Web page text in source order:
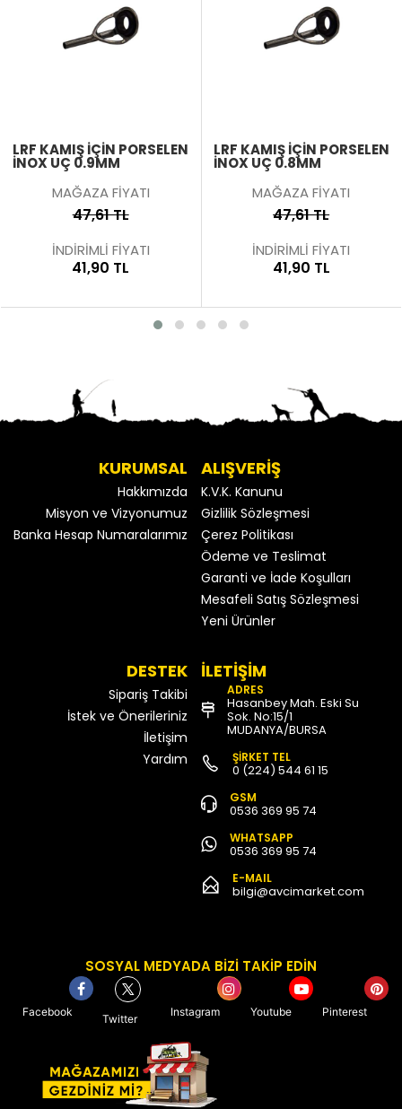
LRF KAMIŞ İÇIN PORSELEN
İNOX UÇ 0.9MM
MAĞAZA FİYATI
47,61 TL
İNDİRİMLİ FİYATI
41,90 TL
LRF KAMIŞ İÇIN PORSELEN
İNOX UÇ 0.8MM
MAĞAZA FİYATI
47,61 TL
İNDİRİMLİ FİYATI
41,90 TL
KURUMSAL
Hakkımızda
Misyon ve Vizyonumuz
Banka Hesap Numaralarımız
ALIŞVERİŞ
K.V.K. Kanunu
Gizlilik Sözleşmesi
Çerez Politikası
Ödeme ve Teslimat
Garanti ve İade Koşulları
Mesafeli Satış Sözleşmesi
Yeni Ürünler
DESTEK
Sipariş Takibi
İstek ve Önerileriniz
İletişim
Yardım
İLETİŞİM
ADRES
Hasanbey Mah. Eski Su
Sok. No:15/1
MUDANYA/BURSA
ŞİRKET TEL
0 (224) 544 61 15
GSM
0536 369 95 74
WHATSAPP
0536 369 95 74
E-MAIL
bilgi@avcimarket.com
SOSYAL MEDYADA BİZİ TAKİP EDİN
Facebook
Twitter
Instagram Youtube Pinterest